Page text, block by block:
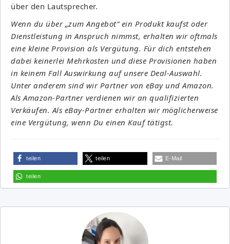
über den Lautsprecher.
Wenn du über „zum Angebot“ ein Produkt kaufst oder
Dienstleistung in Anspruch nimmst, erhalten wir oftmals
eine kleine Provision als Vergütung. Für dich entstehen
dabei keinerlei Mehrkosten und diese Provisionen haben
in keinem Fall Auswirkung auf unsere Deal-Auswahl.
Unter anderem sind wir Partner von eBay und Amazon.
Als Amazon-Partner verdienen wir an qualifizierten
Verkäufen. Als eBay-Partner erhalten wir möglicherweise
eine Vergütung, wenn Du einen Kauf tätigst.
teilen teilen E-Mail
teilen